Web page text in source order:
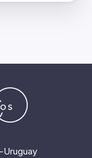
Uruguay